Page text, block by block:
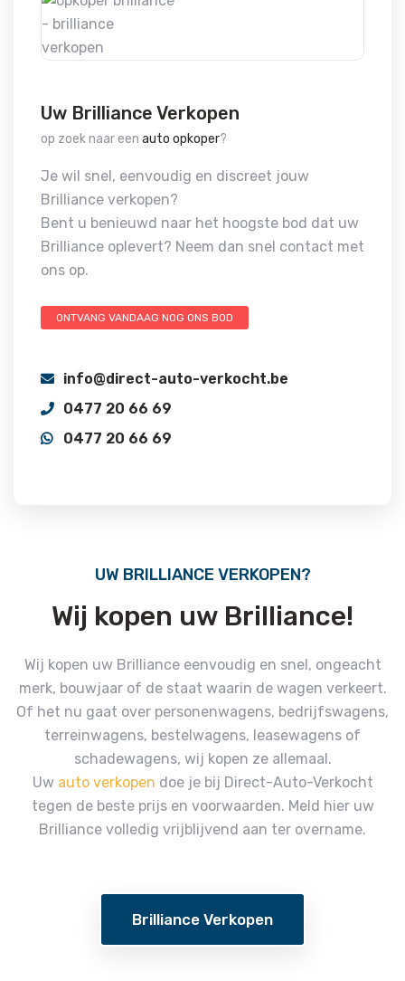
Uw Brilliance Verkopen
op zoek naar een auto opkoper?
Je wil snel, eenvoudig en discreet jouw
Brilliance verkopen?
Bent u benieuwd naar het hoogste bod dat uw
Brilliance oplevert? Neem dan snel contact met
ons op.
ONTVANG VANDAAG NOG ONS BOD
info@direct-auto-verkocht.be
0477 20 66 69
0477 20 66 69
UW BRILLIANCE VERKOPEN?
Wij kopen uw Brilliance!
Wij kopen uw Brilliance eenvoudig en snel, ongeacht
merk, bouwjaar of de staat waarin de wagen verkeert.
Of het nu gaat over personenwagens, bedrijfswagens,
terreinwagens, bestelwagens, leasewagens of
schadewagens, wij kopen ze allemaal.
Uw auto verkopen doe je bij Direct-Auto-Verkocht
tegen de beste prijs en voorwaarden. Meld hier uw
Brilliance volledig vrijblijvend aan ter overname.
Brilliance Verkopen